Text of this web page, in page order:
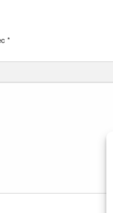
*